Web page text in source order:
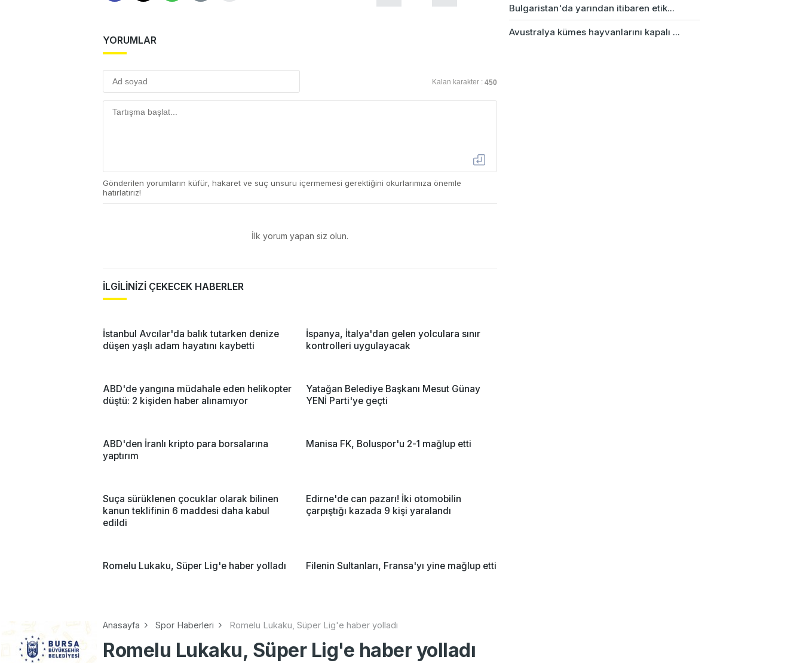
YORUMLAR
Kalan karakter : 450
Gönderilen yorumların küfür, hakaret ve suç unsuru içermemesi gerektiğini okurlarımıza önemle
hatırlatırız!
İlk yorum yapan siz olun.
İLGİLİNİZİ ÇEKECEK HABERLER
İstanbul Avcılar'da balık tutarken denize
düşen yaşlı adam hayatını kaybetti
İspanya, İtalya'dan gelen yolculara sınır
kontrolleri uygulayacak
ABD'de yangına müdahale eden helikopter
düştü: 2 kişiden haber alınamıyor
Yatağan Belediye Başkanı Mesut Günay
YENİ Parti'ye geçti
ABD'den İranlı kripto para borsalarına
yaptırım
Manisa FK, Boluspor'u 2-1 mağlup etti
Suça sürüklenen çocuklar olarak bilinen
kanun teklifinin 6 maddesi daha kabul
edildi
Edirne'de can pazarı! İki otomobilin
çarpıştığı kazada 9 kişi yaralandı
Romelu Lukaku, Süper Lig'e haber yolladı Filenin Sultanları, Fransa'yı yine mağlup etti
Bulgaristan'da yarından itibaren etik...
Avustralya kümes hayvanlarını kapalı ...
Anasayfa Spor Haberleri Romelu Lukaku, Süper Lig'e haber yolladı
Romelu Lukaku, Süper Lig'e haber yolladı